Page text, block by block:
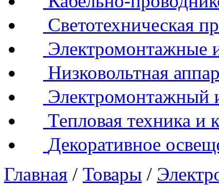
Светотехническая
Электромонтажные
Низковольтная
Электромонтажный
Тепловая техника и
Декоративное
Главная / Товары /